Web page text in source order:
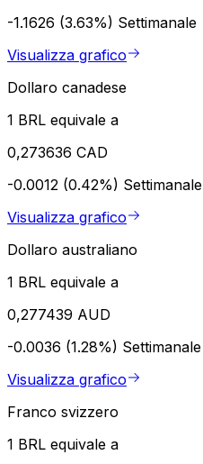
-1.1626 (3.63%) Settimanale
Visualizza grafico
Dollaro canadese
1 BRL equivale a
0,273636 CAD
-0.0012 (0.42%) Settimanale
Visualizza grafico
Dollaro australiano
1 BRL equivale a
0,277439 AUD
-0.0036 (1.28%) Settimanale
Visualizza grafico
Franco svizzero
1 BRL equivale a